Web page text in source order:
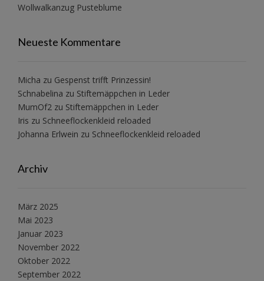
Wollwalkanzug Pusteblume
Neueste Kommentare
Micha zu Gespenst trifft Prinzessin!
Schnabelina zu Stiftemäppchen in Leder
MumOf2 zu Stiftemäppchen in Leder
Iris zu Schneeflockenkleid reloaded
Johanna Erlwein zu Schneeflockenkleid reloaded
Archiv
März 2025
Mai 2023
Januar 2023
November 2022
Oktober 2022
September 2022